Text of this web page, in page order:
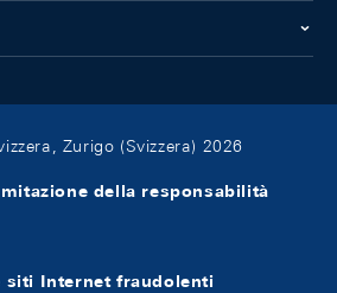
Zurigo (Svizzera) 2026
della responsabilità
siti Internet fraudolenti